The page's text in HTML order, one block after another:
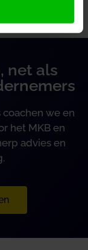
net als
we en
het MKB en
advies en